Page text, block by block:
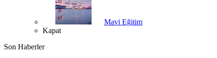
Mavi Eğitim
Kapat
Son Haberler